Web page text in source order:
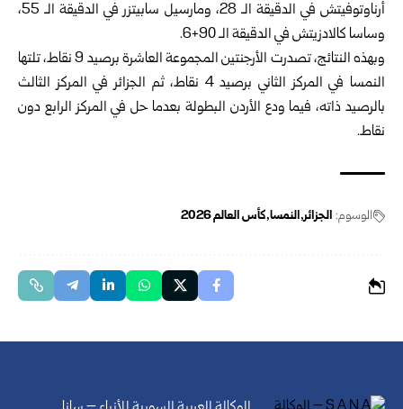
أرناوتوفيتش ‏في الدقيقة الـ 28، ومارسيل سابيتزر في الدقيقة الـ 55،
وساسا كالادزيتش ‏في الدقيقة الـ 90+6.‏
وبهذه النتائج، تصدرت الأرجنتين المجموعة العاشرة برصيد 9 نقاط، تلتها
‏النمسا في المركز الثاني برصيد 4 نقاط، ثم الجزائر في المركز الثالث
‏بالرصيد ذاته، فيما ودع الأردن البطولة بعدما حل في المركز الرابع دون
‏نقاط.‏
الوسوم: الجزائر النمسا كأس العالم ‌‏2026